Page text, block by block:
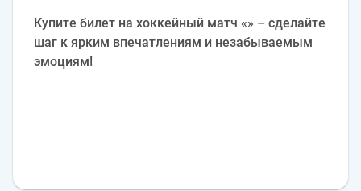
Купите билет на хоккейный матч «» – сделайте
шаг к ярким впечатлениям и незабываемым
эмоциям!